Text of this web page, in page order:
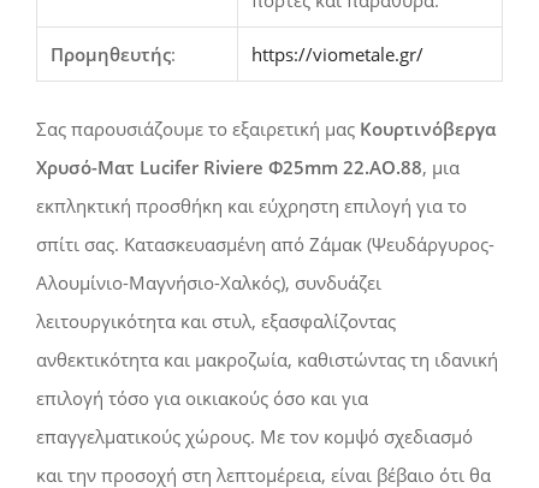
Προμηθευτής: https://viometale.gr/
Σας παρουσιάζουμε το εξαιρετική μας Κουρτινόβεργα
Χρυσό-Ματ Lucifer Riviere Φ25mm 22.AO.88, μια
εκπληκτική προσθήκη και εύχρηστη επιλογή για το
σπίτι σας. Κατασκευασμένη από Ζάμακ (Ψευδάργυρος-
Αλουμίνιο-Μαγνήσιο-Χαλκός), συνδυάζει
λειτουργικότητα και στυλ, εξασφαλίζοντας
ανθεκτικότητα και μακροζωία, καθιστώντας τη ιδανική
επιλογή τόσο για οικιακούς όσο και για
επαγγελματικούς χώρους. Με τον κομψό σχεδιασμό
και την προσοχή στη λεπτομέρεια, είναι βέβαιο ότι θα